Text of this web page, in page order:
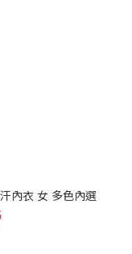
內衣 女 多色內選